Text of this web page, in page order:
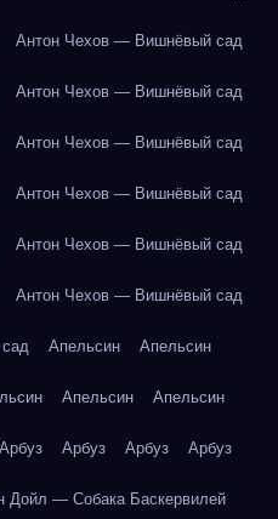
Антон Чехов — Вишнёвый сад
Антон Чехов — Вишнёвый сад
Антон Чехов — Вишнёвый сад
Антон Чехов — Вишнёвый сад
Антон Чехов — Вишнёвый сад
Антон Чехов — Вишнёвый сад
Апельсин Апельсин
Апельсин Апельсин
Арбуз Арбуз Арбуз Арбуз
Дойл — Собака Баскервилей